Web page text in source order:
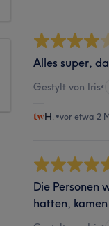
Alles super,
Gestylt von Iris•
H. •vor etwa 2
Die Personen
hatten,